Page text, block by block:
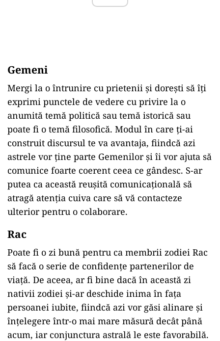
Gemeni
Mergi la o întrunire cu prietenii și dorești să îți
exprimi punctele de vedere cu privire la o
anumită temă politică sau temă istorică sau
poate fi o temă filosofică. Modul în care ți-ai
construit discursul te va avantaja, fiindcă azi
astrele vor ține parte Gemenilor și îi vor ajuta să
comunice foarte coerent ceea ce gândesc. S-ar
putea ca această reușită comunicațională să
atragă atenția cuiva care să vă contacteze
ulterior pentru o colaborare.
Rac
Poate fi o zi bună pentru ca membrii zodiei Rac
să facă o serie de confidențe partenerilor de
viață. De aceea, ar fi bine dacă în această zi
nativii zodiei și-ar deschide inima în fața
persoanei iubite, fiindcă azi vor găsi alinare și
înțelegere într-o mai mare măsură decât până
acum, iar conjunctura astrală le este favorabilă.